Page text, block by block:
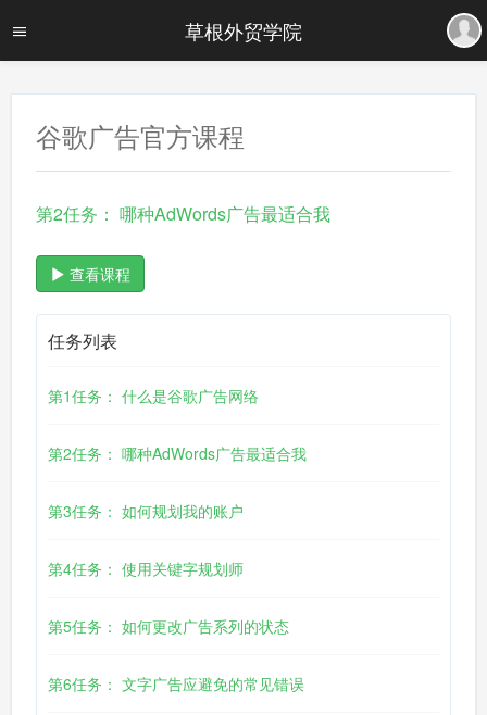
草根外贸学院
谷歌广告官方课程
第2任务： 哪种AdWords广告最适合我
查看课程
任务列表
第1任务： 什么是谷歌广告网络
第2任务： 哪种AdWords广告最适合我
第3任务： 如何规划我的账户
第4任务： 使用关键字规划师
第5任务： 如何更改广告系列的状态
第6任务： 文字广告应避免的常见错误